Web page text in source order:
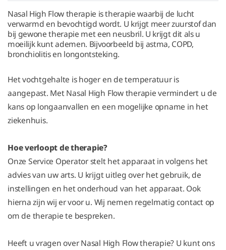
Nasal High Flow therapie is therapie waarbij de lucht
verwarmd en bevochtigd wordt. U krijgt meer zuurstof dan
bij gewone therapie met een neusbril. U krijgt dit als u
moeilijk kunt ademen. Bijvoorbeeld bij astma, COPD,
bronchiolitis en longontsteking.
Het vochtgehalte is hoger en de temperatuur is
aangepast. Met Nasal High Flow therapie vermindert u de
kans op longaanvallen en een mogelijke opname in het
ziekenhuis.
Hoe verloopt de therapie?
Onze Service Operator stelt het apparaat in volgens het
advies van uw arts. U krijgt uitleg over het gebruik, de
instellingen en het onderhoud van het apparaat. Ook
hierna zijn wij er voor u. Wij nemen regelmatig contact op
om de therapie te bespreken.
Heeft u vragen over Nasal High Flow therapie? U kunt ons